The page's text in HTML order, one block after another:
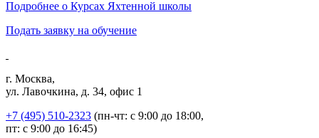
Подробнее о Курсах Яхтенной школы
Подать заявку на обучение
г. Москва,
ул. Лавочкина, д. 34, офис 1
+7 (495) 510-2323 (пн-чт: с 9:00 до 18:00,
пт: с 9:00 до 16:45)